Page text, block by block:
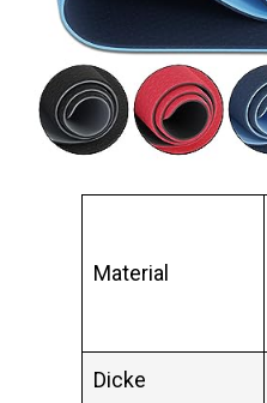
Material
Dicke